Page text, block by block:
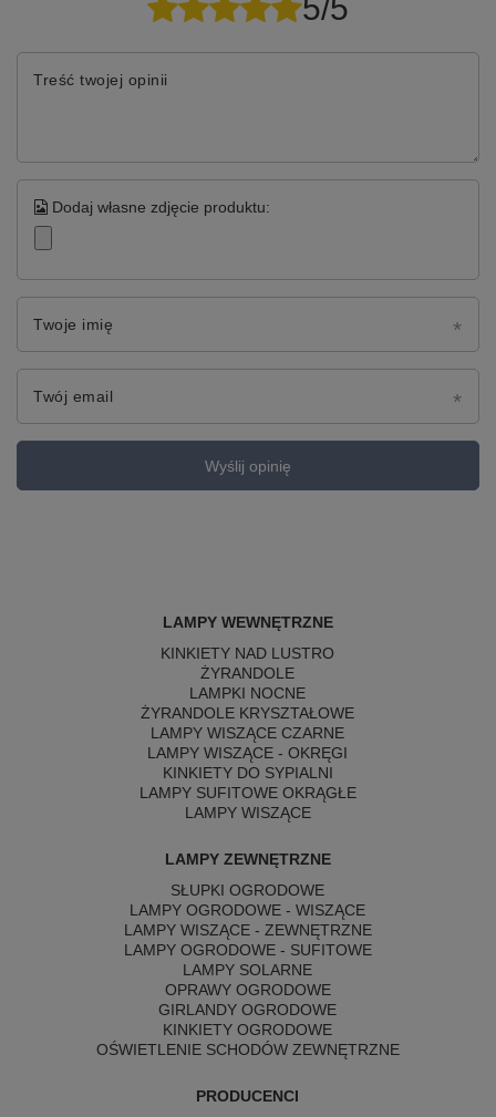
5/5
Treść twojej opinii
Dodaj własne zdjęcie produktu:
Twoje imię
Twój email
Wyślij opinię
LAMPY WEWNĘTRZNE
KINKIETY NAD LUSTRO
ŻYRANDOLE
LAMPKI NOCNE
ŻYRANDOLE KRYSZTAŁOWE
LAMPY WISZĄCE CZARNE
LAMPY WISZĄCE - OKRĘGI
KINKIETY DO SYPIALNI
LAMPY SUFITOWE OKRĄGŁE
LAMPY WISZĄCE
LAMPY ZEWNĘTRZNE
SŁUPKI OGRODOWE
LAMPY OGRODOWE - WISZĄCE
LAMPY WISZĄCE - ZEWNĘTRZNE
LAMPY OGRODOWE - SUFITOWE
LAMPY SOLARNE
OPRAWY OGRODOWE
GIRLANDY OGRODOWE
KINKIETY OGRODOWE
OŚWIETLENIE SCHODÓW ZEWNĘTRZNE
PRODUCENCI